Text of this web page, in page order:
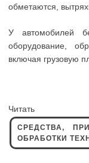
обметаются,
У автомобилей
оборудование,
включая грузовую
Читать
СРЕДСТВА,
ОБРАБОТКИ